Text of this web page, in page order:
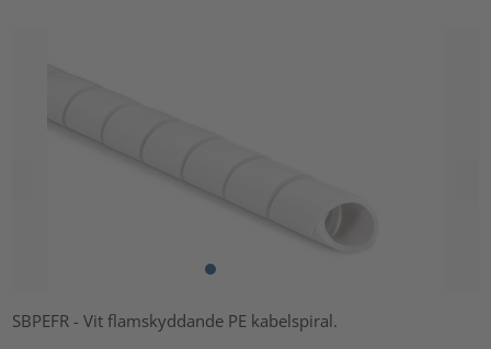
SBPEFR - Vit flamskyddande PE kabelspiral.